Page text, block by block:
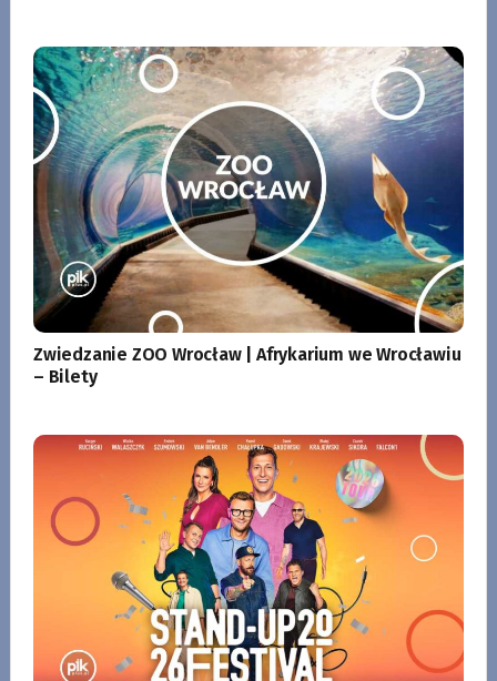
Zwiedzanie ZOO Wrocław | Afrykarium we Wrocławiu
– Bilety